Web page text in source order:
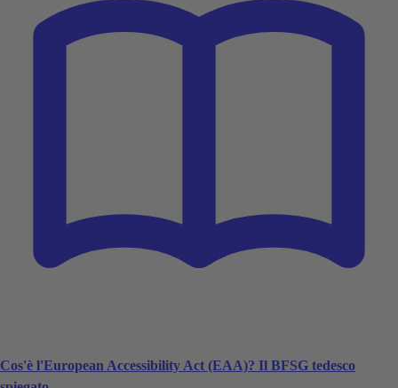
Cos'è l'European Accessibility Act (EAA)? Il BFSG tedesco